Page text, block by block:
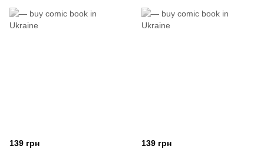
139 грн 139 грн